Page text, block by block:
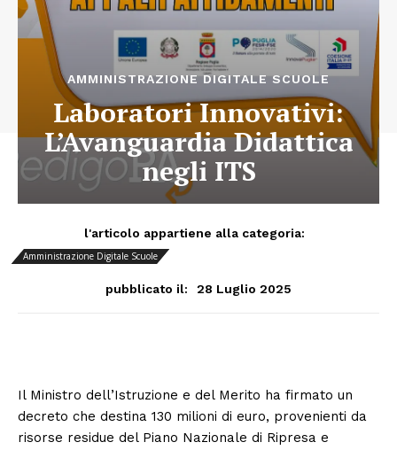
AMMINISTRAZIONE DIGITALE SCUOLE
Laboratori Innovativi:
L’Avanguardia Didattica
negli ITS
l'articolo appartiene alla categoria:
Amministrazione Digitale Scuole
pubblicato il: 28 Luglio 2025
Il Ministro dell’Istruzione e del Merito ha firmato un
decreto che destina 130 milioni di euro, provenienti da
risorse residue del Piano Nazionale di Ripresa e